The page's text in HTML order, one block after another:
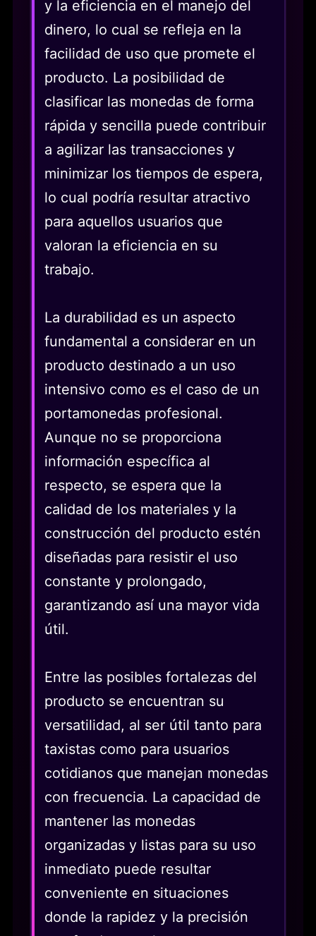
y la eficiencia en el manejo del
dinero, lo cual se refleja en la
facilidad de uso que promete el
producto. La posibilidad de
clasificar las monedas de forma
rápida y sencilla puede contribuir
a agilizar las transacciones y
minimizar los tiempos de espera,
lo cual podría resultar atractivo
para aquellos usuarios que
valoran la eficiencia en su
trabajo.
La durabilidad es un aspecto
fundamental a considerar en un
producto destinado a un uso
intensivo como es el caso de un
portamonedas profesional.
Aunque no se proporciona
información específica al
respecto, se espera que la
calidad de los materiales y la
construcción del producto estén
diseñadas para resistir el uso
constante y prolongado,
garantizando así una mayor vida
útil.
Entre las posibles fortalezas del
producto se encuentran su
versatilidad, al ser útil tanto para
taxistas como para usuarios
cotidianos que manejan monedas
con frecuencia. La capacidad de
mantener las monedas
organizadas y listas para su uso
inmediato puede resultar
conveniente en situaciones
donde la rapidez y la precisión